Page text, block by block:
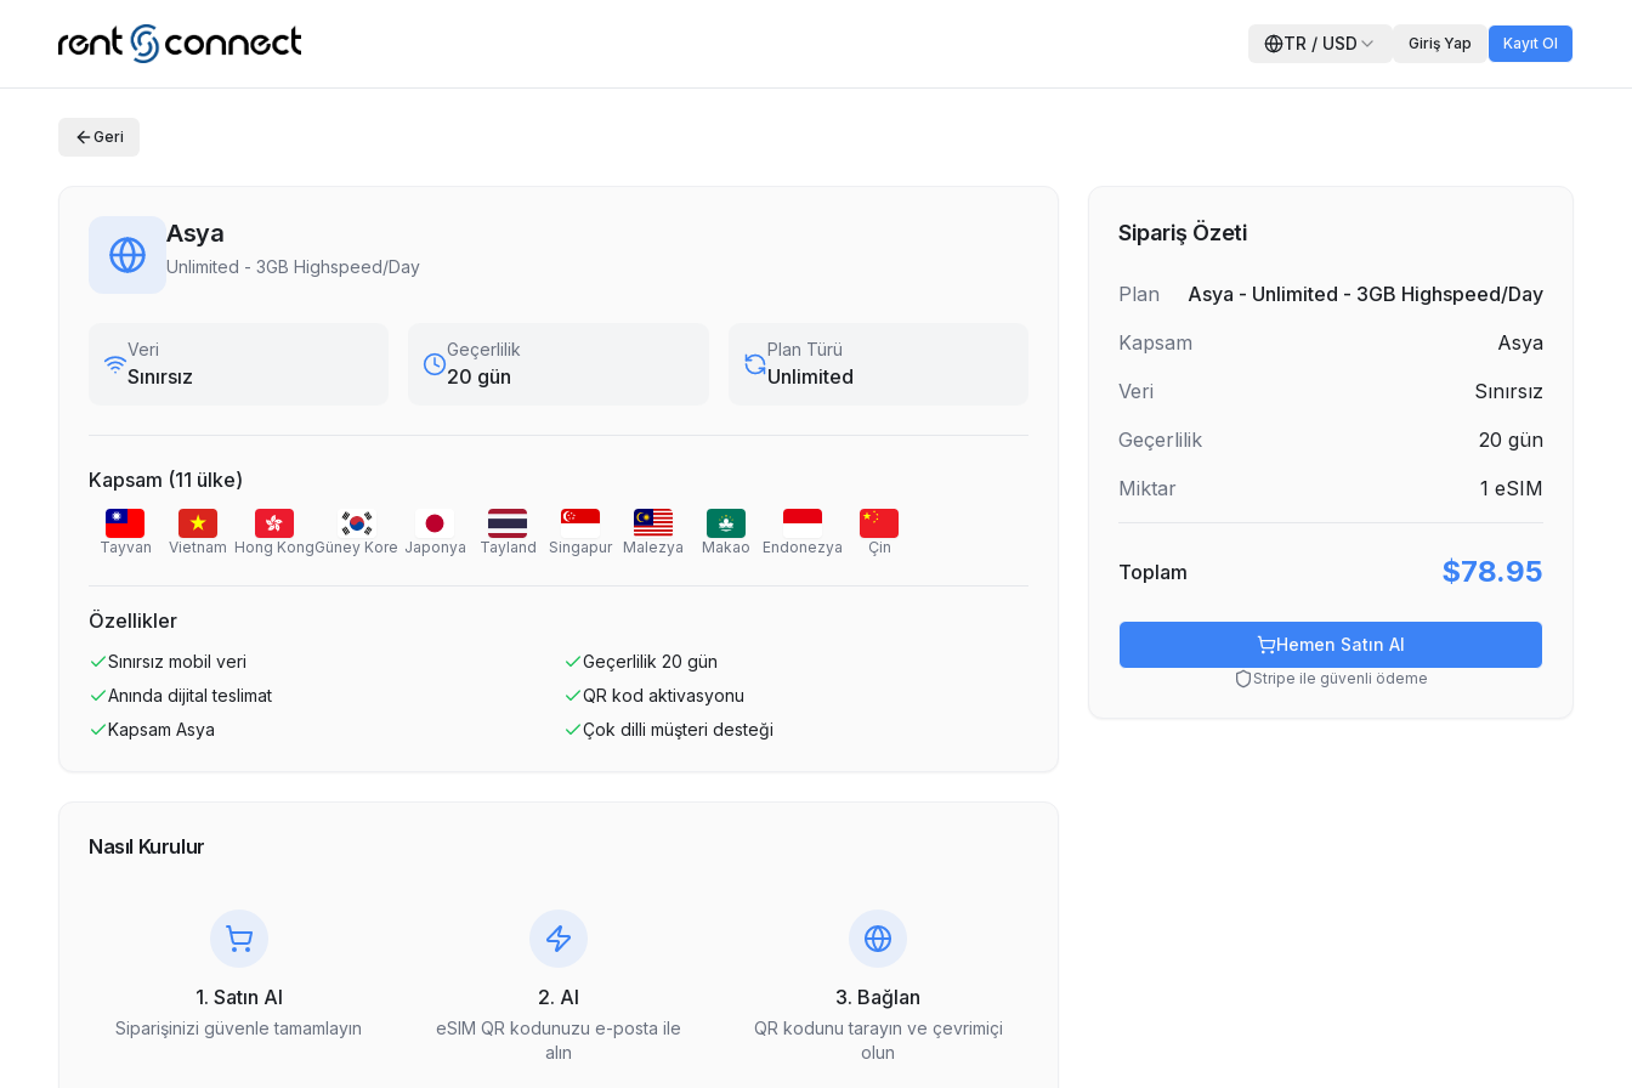
TR / USD Giriş Yap Kayıt Ol
Geri
Asya
Unlimited - 3GB Highspeed/Day
Veri
Sınırsız
Geçerlilik
20 gün
Plan Türü
Unlimited
Kapsam (11 ülke)
Tayvan Vietnam Hong KongGüney Kore Japonya Tayland Singapur Malezya Makao Endonezya Çin
Özellikler
Sınırsız mobil veri Geçerlilik 20 gün
Anında dijital teslimat
QR kod aktivasyonu
Kapsam Asya Çok dilli müşteri desteği
Nasıl Kurulur
1. Satın Al
Siparişinizi güvenle tamamlayın
2. Al
eSIM QR kodunuzu e-posta ile
alın
3. Bağlan
QR kodunu tarayın ve çevrimiçi
olun
Sipariş Özeti
Plan
Asya - Unlimited - 3GB Highspeed/Day
Kapsam
Asya
Veri
Sınırsız
Geçerlilik
20 gün
Miktar
1 eSIM
Toplam $78.95
Hemen Satın Al
Stripe ile güvenli ödeme